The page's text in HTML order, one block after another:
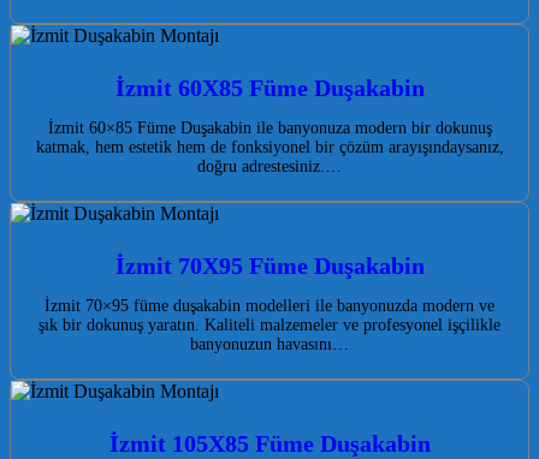
İzmit 60X85 Füme Duşakabin
İzmit 60×85 Füme Duşakabin ile banyonuza modern bir dokunuş
katmak, hem estetik hem de fonksiyonel bir çözüm arayışındaysanız,
doğru adrestesiniz.…
İzmit 70X95 Füme Duşakabin
İzmit 70×95 füme duşakabin modelleri ile banyonuzda modern ve
şık bir dokunuş yaratın. Kaliteli malzemeler ve profesyonel işçilikle
banyonuzun havasını…
İzmit 105X85 Füme Duşakabin